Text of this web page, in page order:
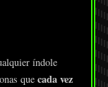
índole
que cada vez